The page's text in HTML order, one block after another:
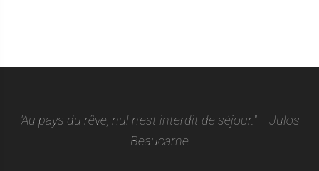
"Au pays du rêve, nul n'est interdit de séjour." -- Julos
Beaucarne